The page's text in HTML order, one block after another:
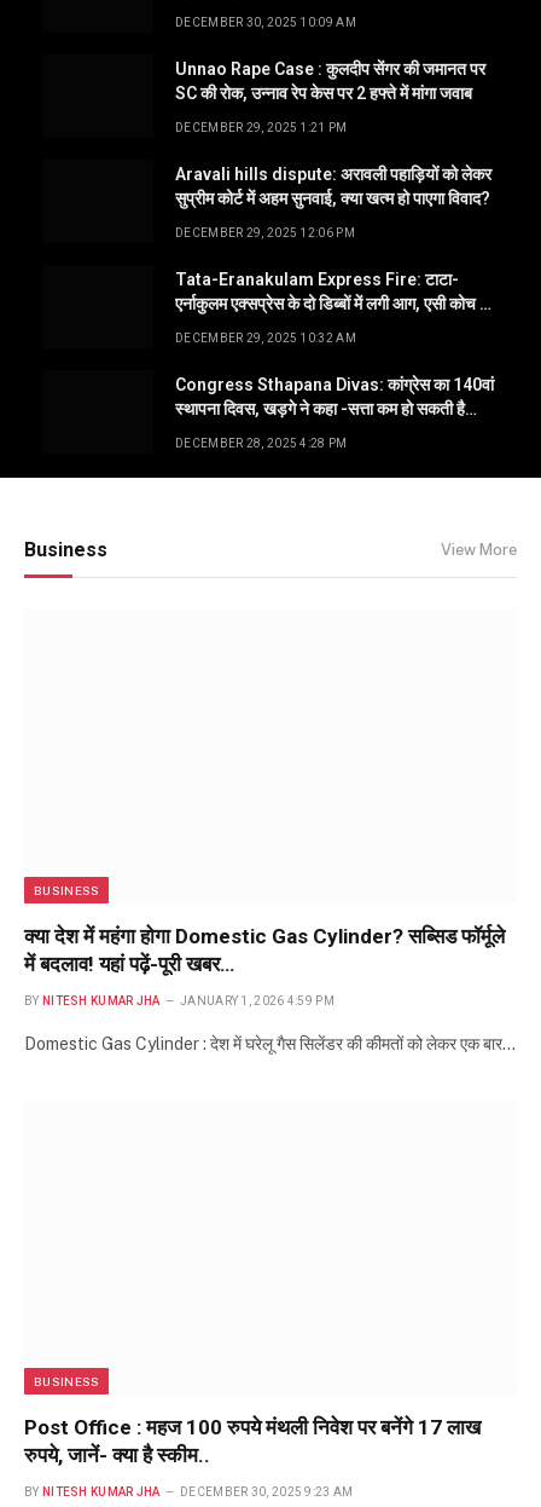
DECEMBER 30, 2025 10:09 AM
Unnao Rape Case : कुलदीप सेंगर की जमानत पर
SC की रोक, उन्नाव रेप केस पर 2 हफ्ते में मांगा जवाब
DECEMBER 29, 2025 1:21 PM
Aravali hills dispute: अरावली पहाड़ियों को लेकर
सुप्रीम कोर्ट में अहम सुनवाई, क्या खत्म हो पाएगा विवाद?
DECEMBER 29, 2025 12:06 PM
Tata-Eranakulam Express Fire: टाटा-
एर्नाकुलम एक्सप्रेस के दो डिब्बों में लगी आग, एसी कोच में
DECEMBER 29, 2025 10:32 AM
Congress Sthapana Divas: कांग्रेस का 140वां
स्थापना दिवस, खड़गे ने कहा -सत्ता कम हो सकती है
DECEMBER 28, 2025 4:28 PM
Business View More
BUSINESS
क्या देश में महंगा होगा Domestic Gas Cylinder? सब्सिड फॉर्मूले
में बदलाव! यहां पढ़ें-पूरी खबर…
BY NITESH KUMAR JHA JANUARY 1, 2026 4:59 PM
Domestic Gas Cylinder : देश में घरेलू गैस सिलेंडर की कीमतों को लेकर एक बार…
BUSINESS
Post Office : महज 100 रुपये मंथली निवेश पर बनेंगे 17 लाख
रुपये, जानें- क्या है स्कीम..
BY NITESH KUMAR JHA DECEMBER 30, 2025 9:23 AM